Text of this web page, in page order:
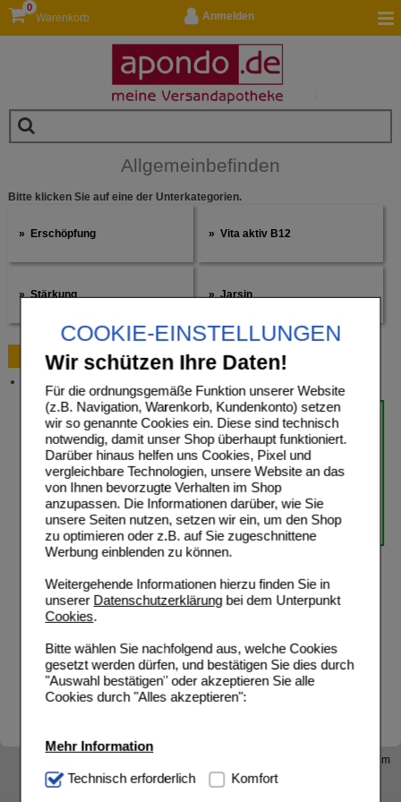
COOKIE-EINSTELLUNGEN
Wir schützen Ihre Daten!
Für die ordnungsgemäße Funktion unserer Website
(z.B. Navigation, Warenkorb, Kundenkonto) setzen
wir so genannte Cookies ein. Diese sind technisch
notwendig, damit unser Shop überhaupt funktioniert.
Darüber hinaus helfen uns Cookies, Pixel und
vergleichbare Technologien, unsere Website an das
von Ihnen bevorzugte Verhalten im Shop
anzupassen. Die Informationen darüber, wie Sie
unsere Seiten nutzen, setzen wir ein, um den Shop
zu optimieren oder z.B. auf Sie zugeschnittene
Werbung einblenden zu können.
Weitergehende Informationen hierzu finden Sie in
unserer Datenschutzerklärungbei dem Unterpunkt
Cookies.
Bitte wählen Sie nachfolgend aus, welche Cookies
gesetzt werden dürfen, und bestätigen Sie dies durch
"Auswahl bestätigen" oder akzeptieren Sie alle
Cookies durch "Alles akzeptieren":
Mehr Information
Technisch Notwendig:Hierbei handelt es sich um
Technisch erforderlich Komfort
Anmelden
Warenkorb
0
Allgemeinbefinden
Bitte klicken Sie auf eine der Unterkategorien.
Erschöpfung Vita aktiv B12
Stärkung Jarsin
Bestellung
Impressum
Alle mit
gekennzeichneten Felder sind Pflichtangaben.